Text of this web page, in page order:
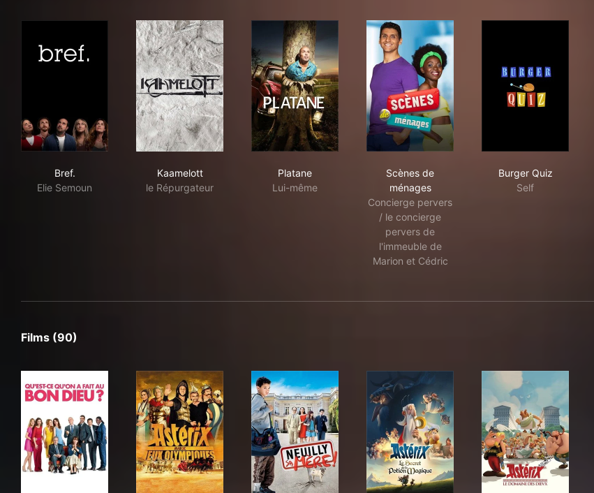
Bref.
Elie Semoun
Kaamelott
le Répurgateur
Platane
Lui-même
Scènes de
ménages
Concierge pervers
/ le concierge
pervers de
l'immeuble de
Marion et Cédric
Burger Quiz
Self
Films (90)